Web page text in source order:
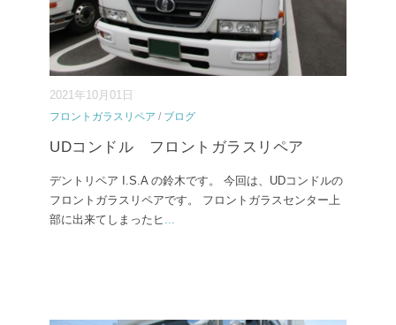
2021年10月01日
フロントガラスリペア / ブログ
UDコンドル フロントガラスリペア
デントリペア I.S.A の鈴木です。 今回は、UDコンドルの
フロントガラスリペアです。 フロントガラスセンター上
部に出来てしまったヒ ...